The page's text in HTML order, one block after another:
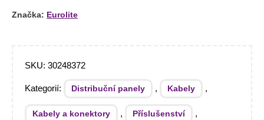
Značka: Eurolite
SKU: 30248372
Kategorií: Distribuční panely , Kabely ,
Kabely a konektory , Příslušenství ,